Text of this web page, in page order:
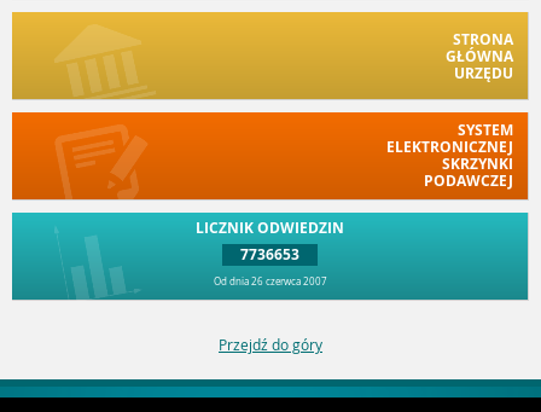
STRONA
GŁÓWNA
URZĘDU
SYSTEM
ELEKTRONICZNEJ
SKRZYNKI
PODAWCZEJ
LICZNIK ODWIEDZIN
7736653
Od dnia 26 czerwca 2007
Przejdź do góry